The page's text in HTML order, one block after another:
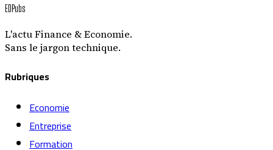
EDPubs
L'actu Finance & Economie.
Sans le jargon technique.
Rubriques
Economie
Entreprise
Formation